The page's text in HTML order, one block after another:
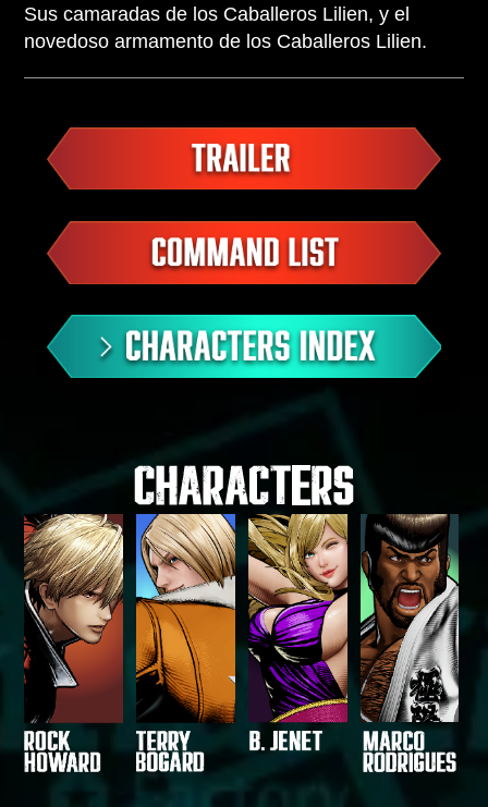
Sus camaradas de los Caballeros Lilien, y el
novedoso armamento de los Caballeros Lilien.